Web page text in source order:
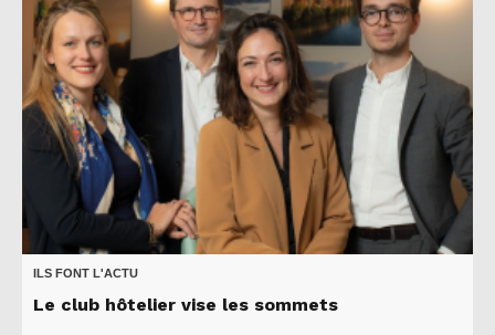
ILS FONT L'ACTU
Le club hôtelier vise les sommets